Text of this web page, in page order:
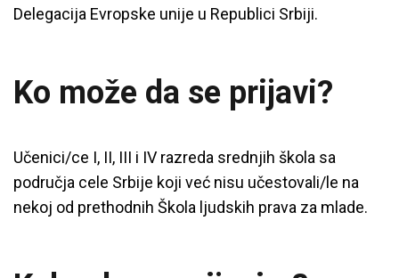
Delegacija Evropske unije u Republici Srbiji.
Ko može da se prijavi?
Učenici/ce I, II, III i IV razreda srednjih škola sa
područja cele Srbije koji već nisu učestovali/le na
nekoj od prethodnih Škola ljudskih prava za mlade.